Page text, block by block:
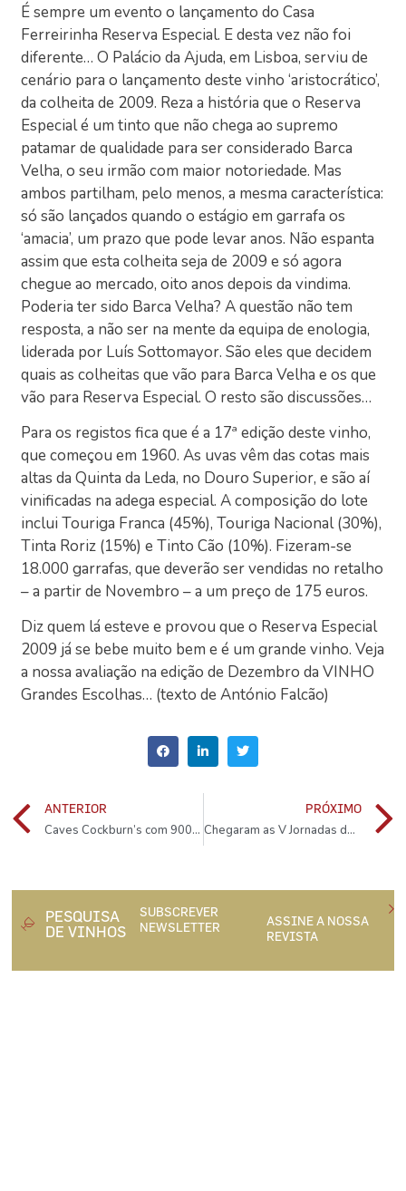
É sempre um evento o lançamento do Casa
Ferreirinha Reserva Especial. E desta vez não foi
diferente… O Palácio da Ajuda, em Lisboa, serviu de
cenário para o lançamento deste vinho ‘aristocrático’,
da colheita de 2009. Reza a história que o Reserva
Especial é um tinto que não chega ao supremo
patamar de qualidade para ser considerado Barca
Velha, o seu irmão com maior notoriedade. Mas
ambos partilham, pelo menos, a mesma característica:
só são lançados quando o estágio em garrafa os
‘amacia’, um prazo que pode levar anos. Não espanta
assim que esta colheita seja de 2009 e só agora
chegue ao mercado, oito anos depois da vindima.
Poderia ter sido Barca Velha? A questão não tem
resposta, a não ser na mente da equipa de enologia,
liderada por Luís Sottomayor. São eles que decidem
quais as colheitas que vão para Barca Velha e os que
vão para Reserva Especial. O resto são discussões…
Para os registos fica que é a 17ª edição deste vinho,
que começou em 1960. As uvas vêm das cotas mais
altas da Quinta da Leda, no Douro Superior, e são aí
vinificadas na adega especial. A composição do lote
inclui Touriga Franca (45%), Touriga Nacional (30%),
Tinta Roriz (15%) e Tinto Cão (10%). Fizeram-se
18.000 garrafas, que deverão ser vendidas no retalho
– a partir de Novembro – a um preço de 175 euros.
Diz quem lá esteve e provou que o Reserva Especial
2009 já se bebe muito bem e é um grande vinho. Veja
a nossa avaliação na edição de Dezembro da VINHO
Grandes Escolhas… (texto de António Falcão)
ANTERIOR
Caves Cockburn’s com 9000 visitas em três meses
PRÓXIMO
Chegaram as V Jornadas do Boi Velho
PESQUISA
DE VINHOS
SUBSCREVER
NEWSLETTER
ASSINE A NOSSA
REVISTA